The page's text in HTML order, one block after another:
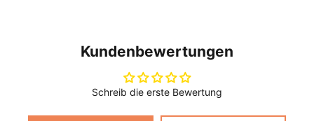
Kundenbewertungen
Schreib die erste Bewertung